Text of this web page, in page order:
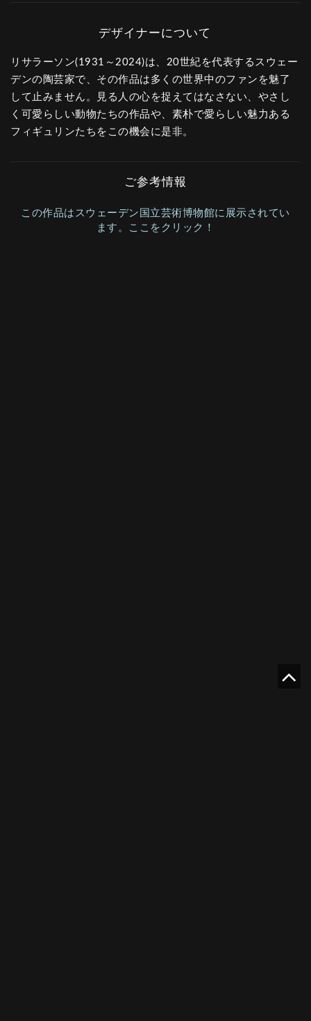
リサラーソン(1931～2024)は、20世紀を代表するスウェー
デンの陶芸家で、その作品は多くの世界中のファンを魅了
して止みません。見る人の心を捉えてはなさない、やさし
く可愛らしい動物たちの作品や、素朴で愛らしい魅力ある
フィギュリンたちをこの機会に是非。
ご参考情報
この作品はスウェーデン国立芸術博物館に展示されてい
ます。ここをクリック！